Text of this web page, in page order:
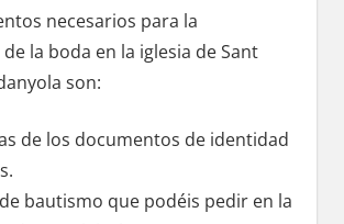
necesarios pаrа la
la boda en la iglesia dе Sant
son:
dе los documentos dе identidad
bautismo quе podéis pedir en la